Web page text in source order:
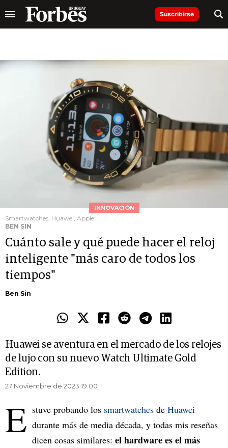
Suscribirse
INNOVACIÓN
Smartwatches, Huawei, Apple
BEN SIN
Cuánto sale y qué puede hacer el reloj
inteligente "más caro de todos los
tiempos"
Ben Sin
Huawei se aventura en el mercado de los relojes
de lujo con su nuevo Watch Ultimate Gold
Edition.
27 Noviembre de 2023 19.00
E stuve probando los smartwatches de Huawei
durante más de media década, y todas mis reseñas
dicen cosas similares: el hardware es el más